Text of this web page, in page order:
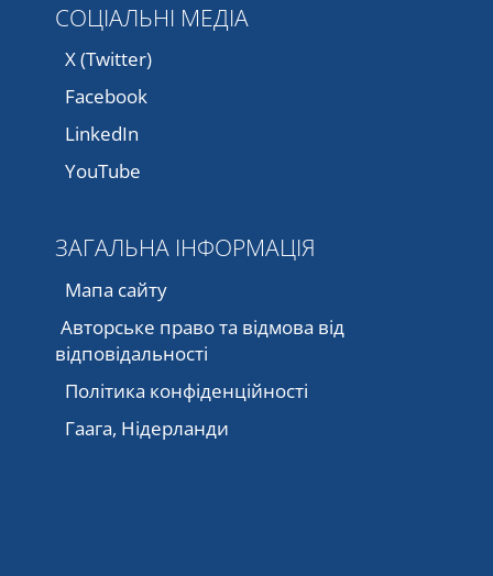
СОЦІАЛЬНІ МЕДІА
X (Twitter)
Facebook
LinkedIn
YouTube
ЗАГАЛЬНА ІНФОРМАЦІЯ
Мапа сайту
Авторське право та відмова від
відповідальності
Політика конфіденційності
Гаага, Нідерланди